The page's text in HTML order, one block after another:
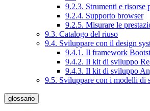
9.2.3. Strumenti e risorse
9.2.4. Supporto browser
9.2.5. Misurare le
9.3. Catalogo del riuso
9.4. Sviluppare con il design
9.4.1. Il framework
9.4.2. Il kit di sviluppo
9.4.3. Il kit di sviluppo
9.5. Sviluppare con i modelli di
glossario